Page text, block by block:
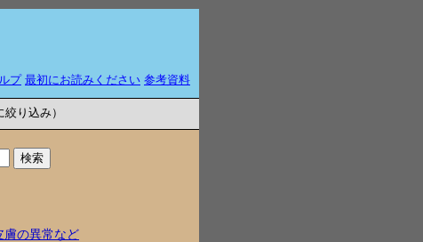
プ 最初にお読みください 参考資料
り込み）
膚の異常など